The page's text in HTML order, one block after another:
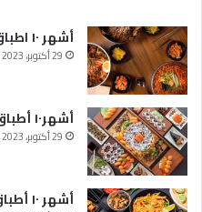
م
ش
ا
ه
د
ة
ف
ي
ا
ل
أشهر ١٠ اطباق كورية
29 أكتوبر، 2023
أشهر١٠ أطباق يابانية
29 أكتوبر، 2023
أشهر ١٠ أطباق آسيوية تايلندية